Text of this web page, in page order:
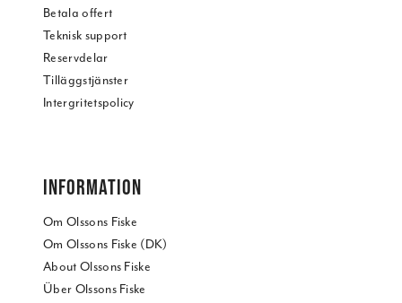
Betala offert
Teknisk support
Reservdelar
Tilläggstjänster
Intergritetspolicy
INFORMATION
Om Olssons Fiske
Om Olssons Fiske (DK)
About Olssons Fiske
Über Olssons Fiske